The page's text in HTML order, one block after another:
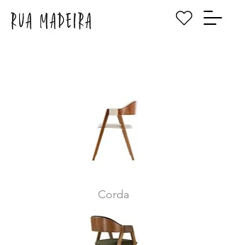
Corda